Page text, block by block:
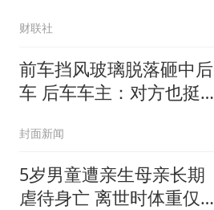
财联社
前车挡风玻璃脱落砸中后
车 后车车主：对方也挺冤
封面新闻
5岁男童遭亲生母亲长期
虐待身亡 离世时体重仅